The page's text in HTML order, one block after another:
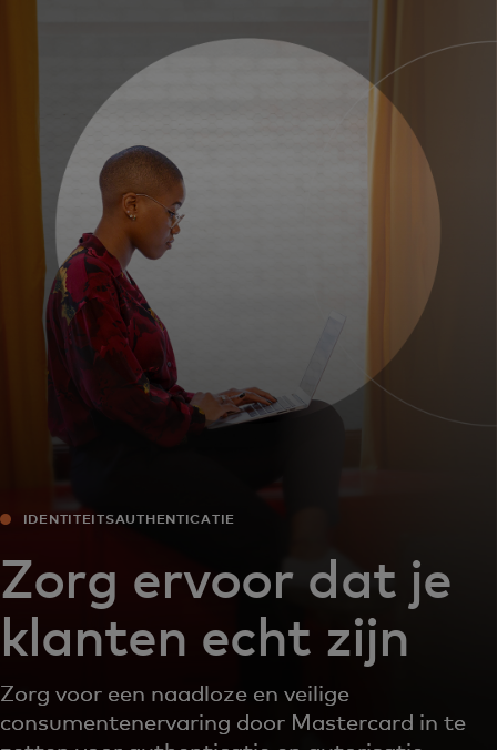
Voor bedrijven
Voor de wereld
Voor innovators
Nieuws en trends
IDENTITEITSAUTHENTICATIE
Zorg ervoor dat je
klanten echt zijn
Zorg voor een naadloze en veilige
consumentenervaring door Mastercard in te